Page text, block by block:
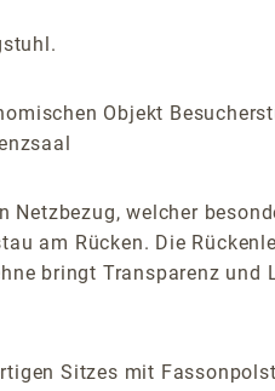
Objekt
Netzbezug, welcher
am Rücken. Die
bringt Transparenz
Sitzes mit